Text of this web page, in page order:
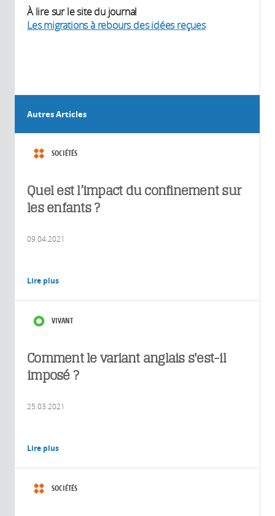
À lire sur le site du journal
Les migrations à rebours des idées reçues
Autres Articles
SOCIÉTÉS
Quel est l’impact du confinement sur
les enfants ?
09.04.2021
Lire plus
VIVANT
Comment le variant anglais s'est-il
imposé ?
25.03.2021
Lire plus
SOCIÉTÉS